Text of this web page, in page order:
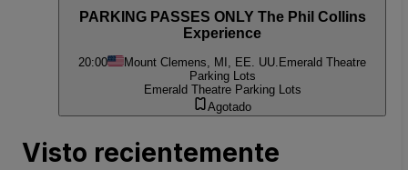
PARKING PASSES ONLY The Phil Collins
Experience
20:00 Mount Clemens, MI, EE. UU. Emerald Theatre
Parking Lots
Emerald Theatre Parking Lots
Agotado
Visto recientemente